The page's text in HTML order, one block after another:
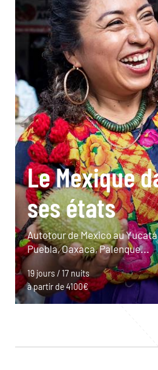
Le Mexique
ses états
Autotour de Mexico au
Puebla, Oaxaca, Palenque...
19 jours / 17 nuits
à partir de 4100€